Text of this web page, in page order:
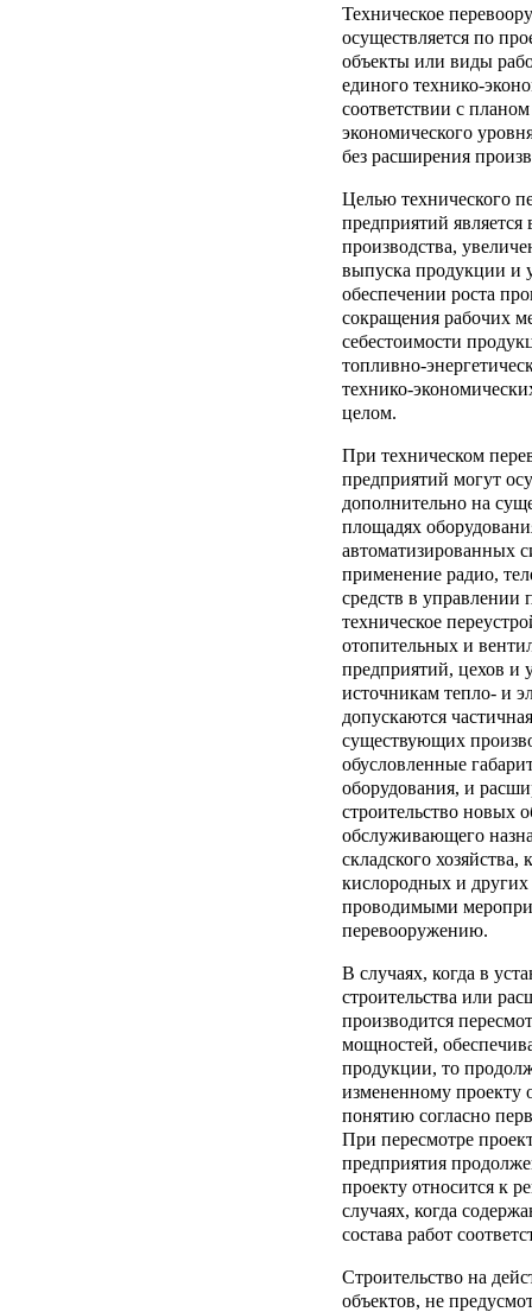
Техническое
осуществляется по
объекты или виды
единого технико-
соответствии с
экономического
без расширения
Целью технического
предприятий
производства,
выпуска продукции и
обеспечении роста
сокращения рабочих
себестоимости
топливно-
технико-
целом.
При техническом
предприятий могут
дополнительно на
площадях
автоматизированных
применение радио,
средств в управлении
техническое
отопительных и
предприятий, цехов и
источникам тепло- и
допускаются
существующих
обусловленные
оборудования, и
строительство новых
обслуживающего
складского
кислородных и других
проводимыми
перевооружению.
В случаях, когда в
строительства или
производится
мощностей,
продукции, то
измененному проекту
понятию согласно
При пересмотре
предприятия
проекту относится к
случаях, когда
состава работ
Строительство на
объектов, не